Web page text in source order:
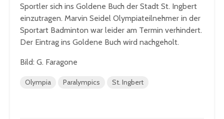
Sportler sich ins Goldene Buch der Stadt St. Ingbert
einzutragen. Marvin Seidel Olympiateilnehmer in der
Sportart Badminton war leider am Termin verhindert.
Der Eintrag ins Goldene Buch wird nachgeholt.
Bild: G. Faragone
Olympia Paralympics St. Ingbert